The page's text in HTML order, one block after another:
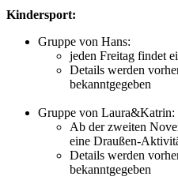
Kindersport:
Gruppe von Hans:
jeden Freitag findet
Details werden
bekanntgegeben
Gruppe von Laura&Katrin:
Ab der zweiten
eine Draußen-
Details werden
bekanntgegeben